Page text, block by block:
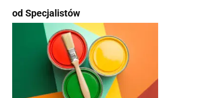
od Specjalistów